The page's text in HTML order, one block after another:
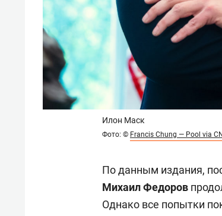
Илон Маск
Фото: © Francis Chung — Pool via
По данным издания,
Михаил Федоров
Однако все попытки